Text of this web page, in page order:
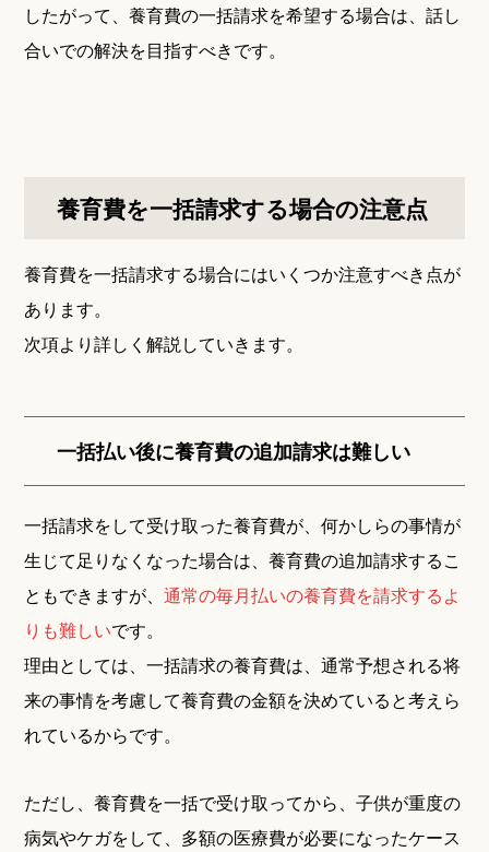
したがって、養育費の一括請求を希望する場合は、話し
合いでの解決を目指すべきです。
養育費を一括請求する場合の注意点
養育費を一括請求する場合にはいくつか注意すべき点が
あります。
次項より詳しく解説していきます。
一括払い後に養育費の追加請求は難しい
一括請求をして受け取った養育費が、何かしらの事情が
生じて足りなくなった場合は、養育費の追加請求するこ
ともできますが、通常の毎月払いの養育費を請求するよ
りも難しいです。
理由としては、一括請求の養育費は、通常予想される将
来の事情を考慮して養育費の金額を決めていると考えら
れているからです。
ただし、養育費を一括で受け取ってから、子供が重度の
病気やケガをして、多額の医療費が必要になったケース